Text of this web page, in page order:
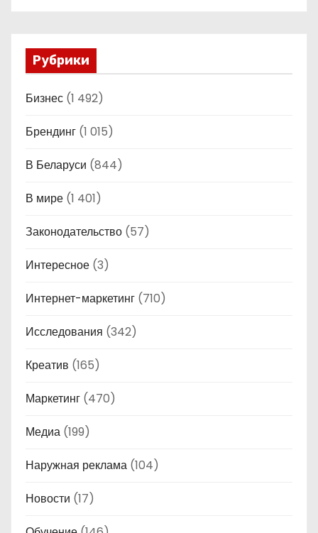
Рубрики
Бизнес (1 492)
Брендинг (1 015)
В Беларуси (844)
В мире (1 401)
Законодательство (57)
Интересное (3)
Интернет-маркетинг (710)
Исследования (342)
Креатив (165)
Маркетинг (470)
Медиа (199)
Наружная реклама (104)
Новости (17)